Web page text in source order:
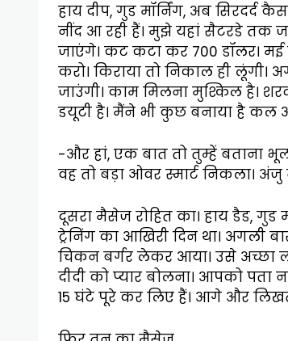
हाय दीप, गुड मॉर्निंग, अब सिरदर्द
नींद आ रही हैं। मुझे यहां सैटरडे तक
जाएंगे। कट कटा कर 700 डॉलर।
करो। किराया तो निकाल ही
जाउंगी। काम मिलना मुश्किल है।
डयूटी है। मैंने भी कुछ बनाया है
-और हां, एक बात तो तुम्हें बताना भूल
वह तो बड़ा ओवर स्मार्ट निकला। अंजु
दूसरा मैसेज रोहित का। हाय डैड,
ट्रेनिंग का आखिरी दिन था।
चिकन बर्गर लेकर आया। उसे अच्छा
दीदी को प्यार बोलना। आपको
15 घंटे पूरे कर लिए हैं। आगे और